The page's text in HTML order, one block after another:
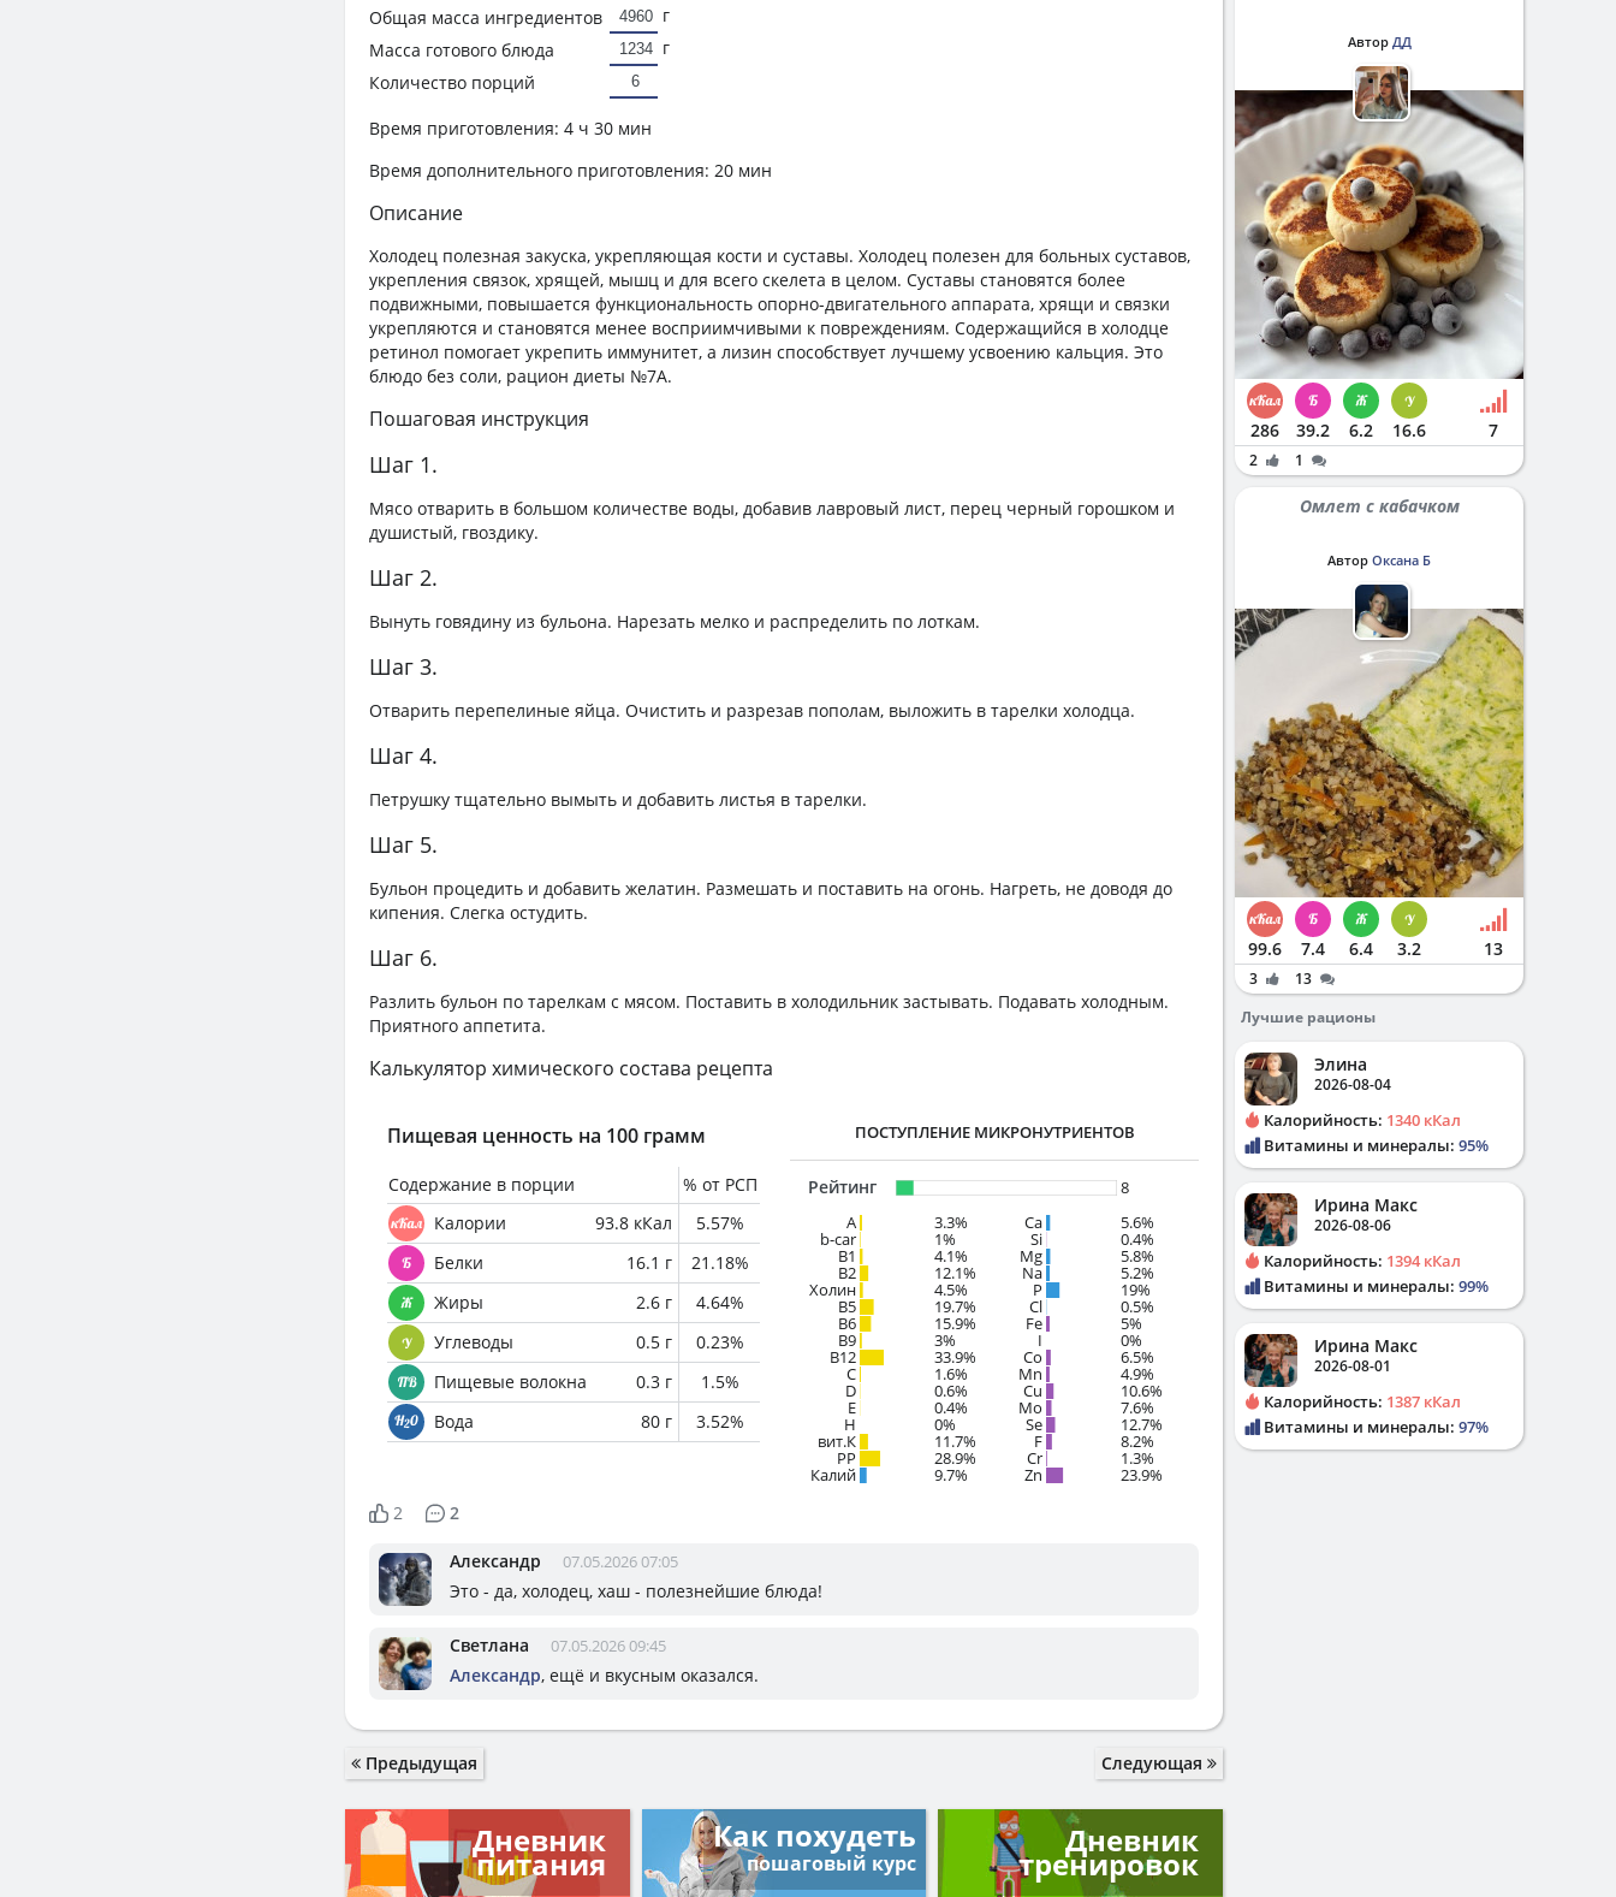
Общая масса ингредиентов
г
Масса готового блюда
г
Количество порций
Время приготовления: 4 ч 30 мин
Время дополнительного приготовления: 20 мин
Описание
Холодец полезная закуска, укрепляющая кости и суставы. Холодец полезен для больных суставов,
укрепления связок, хрящей, мышц и для всего скелета в целом. Суставы становятся более
подвижными, повышается функциональность опорно-двигательного аппарата, хрящи и связки
укрепляются и становятся менее восприимчивыми к повреждениям. Содержащийся в холодце
ретинол помогает укрепить иммунитет, а лизин способствует лучшему усвоению кальция. Это
блюдо без соли, рацион диеты №7А.
Пошаговая инструкция
Шаг 1.
Мясо отварить в большом количестве воды, добавив лавровый лист, перец черный горошком и
душистый, гвоздику.
Шаг 2.
Вынуть говядину из бульона. Нарезать мелко и распределить по лоткам.
Шаг 3.
Отварить перепелиные яйца. Очистить и разрезав пополам, выложить в тарелки холодца.
Шаг 4.
Петрушку тщательно вымыть и добавить листья в тарелки.
Шаг 5.
Бульон процедить и добавить желатин. Размешать и поставить на огонь. Нагреть, не доводя до
кипения. Слегка остудить.
Шаг 6.
Разлить бульон по тарелкам с мясом. Поставить в холодильник застывать. Подавать холодным.
Приятного аппетита.
Калькулятор химического состава рецепта
Пищевая ценность на 100 грамм
Содержание в порции
% от РСП
Калории
93.8 кКал
5.57%
Белки
16.1 г
21.18%
Жиры
2.6 г
4.64%
Углеводы
0.5 г
0.23%
Пищевые волокна
0.3 г
1.5%
Вода
80 г 3.52%
ПОСТУПЛЕНИЕ МИКРОНУТРИЕНТОВ
Рейтинг
8
A
3.3%
b-car 1%
В1 4.1%
B2 12.1%
Холин 4.5%
B5 19.7%
B6 15.9%
B9 3%
B12 33.9%
C 1.6%
D 0.6%
E 0.4%
H 0%
вит.К 11.7%
PP 28.9%
Калий 9.7%
Ca 5.6%
Si 0.4%
Mg 5.8%
Na 5.2%
P 19%
Cl 0.5%
Fe 5%
I 0%
Co 6.5%
Mn 4.9%
Cu 10.6%
Mo 7.6%
Se 12.7%
F 8.2%
Cr 1.3%
Zn 23.9%
2 2
Александр 07.05.2026 07:05
Это - да, холодец, хаш - полезнейшие блюда!
Светлана 07.05.2026 09:45
Александр, ещё и вкусным оказался.
Предыдущая Следующая
Дневник
питания
Как похудеть
пошаговый курс
Дневник
тренировок
Автор ДД
286 39.2 6.2 16.6 7
2 1
Омлет с кабачком
Автор Оксана Б
99.6 7.4 6.4 3.2 13
3
13
Лучшие рационы
Элина
2026-08-04
Калорийность: 1340 кКал
Витамины и минералы: 95%
Ирина Макс
2026-08-06
Калорийность: 1394 кКал
Витамины и минералы: 99%
Ирина Макс
2026-08-01
Калорийность: 1387 кКал
Витамины и минералы: 97%